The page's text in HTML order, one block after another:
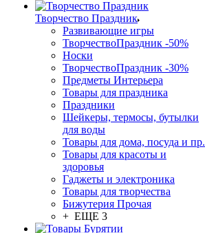
Творчество Праздник
Развивающие игры
ТворчествоПраздник -50%
Носки
ТворчествоПраздник -30%
Предметы Интерьера
Товары для праздника
Праздники
Шейкеры, термосы, бутылки
для воды
Товары для дома, посуда и пр.
Товары для красоты и
здоровья
Гаджеты и электроника
Товары для творчества
Бижутерия Прочая
+ ЕЩЕ 3